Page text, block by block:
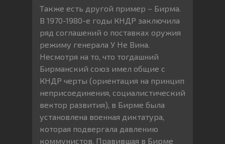
Также есть другой пример – Бирма.
В 1970-1980-е годы КНДР заключила
ряд соглашений о поставках оружия
режиму генерала У Не Вина.
Несмотря на то, что тогдашний
Бирманский союз имел общие с
КНДР черты (ориентация на принцип
неприсоединения, социалистический
вектор развития), в Бирме была
установлена военная диктатура,
которая подвергала давлению
коммунистов. Правившая в Бирме